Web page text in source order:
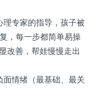
专家的指导，孩子被
，每一步都简单易操
改善，帮娃慢慢走出
情绪（最基础、最关